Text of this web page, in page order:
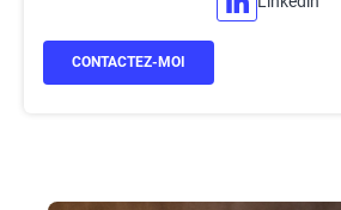
CONTACTEZ-MOI